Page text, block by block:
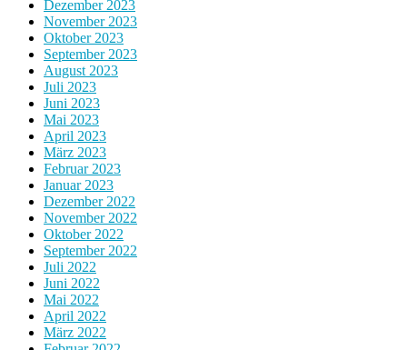
Dezember 2023
November 2023
Oktober 2023
September 2023
August 2023
Juli 2023
Juni 2023
Mai 2023
April 2023
März 2023
Februar 2023
Januar 2023
Dezember 2022
November 2022
Oktober 2022
September 2022
Juli 2022
Juni 2022
Mai 2022
April 2022
März 2022